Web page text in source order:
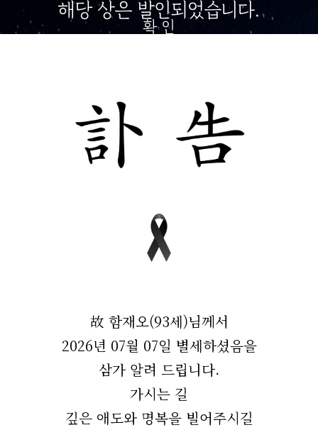
해당 상은 발인되었습니다.
확 인
故 함재오(93세)님께서
2026년 07월 07일 별세하셨음을
삼가 알려 드립니다.
가시는 길
깊은 애도와 명복을 빌어주시길